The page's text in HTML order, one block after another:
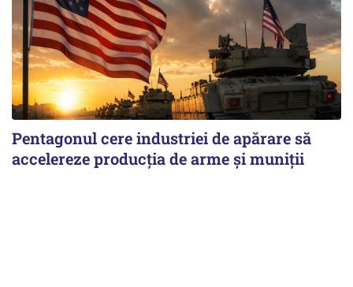
Pentagonul cere industriei de apărare să
accelereze producția de arme și muniții